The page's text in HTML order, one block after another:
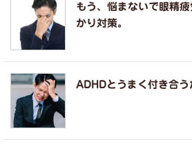
もう、悩まないで眼精
かり対策。
ADHDとうまく付き合う